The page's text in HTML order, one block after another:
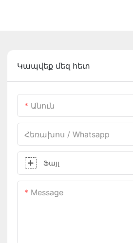
Կապվեք մեզ հետ
Անուն
Հեռախոս / Whatsapp
Ֆայլ
Message